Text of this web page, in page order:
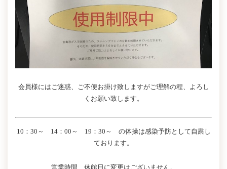
会員様にはご迷惑、ご不便お掛け致しますがご理解の程、よろし
くお願い致します。
10：30～ 14：00～ 19：30～ の体操は感染予防として自粛し
ております。
営業時間、休館日に変更はございません。